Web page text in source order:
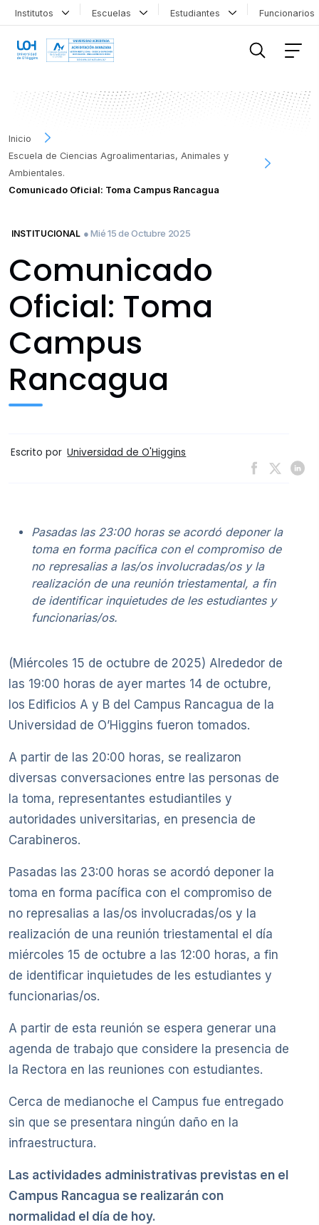
Institutos Escuelas Estudiantes
Inicio
Escuela de Ciencias Agroalimentarias, Animales y
Ambientales.
Comunicado Oficial: Toma Campus Rancagua
INSTITUCIONAL ● Mié 15 de Octubre 2025
Comunicado
Oficial: Toma
Campus
Rancagua
Escrito por Universidad de O'Higgins
Pasadas las 23:00 horas se acordó deponer la
toma en forma pacífica con el compromiso de
no represalias a las/os involucradas/os y la
realización de una reunión triestamental, a fin
de identificar inquietudes de les estudiantes y
funcionarias/os.
(Miércoles 15 de octubre de 2025) Alrededor de
las 19:00 horas de ayer martes 14 de octubre,
los Edificios A y B del Campus Rancagua de la
Universidad de O’Higgins fueron tomados.
A partir de las 20:00 horas, se realizaron
diversas conversaciones entre las personas de
la toma, representantes estudiantiles y
autoridades universitarias, en presencia de
Carabineros.
Pasadas las 23:00 horas se acordó deponer la
toma en forma pacífica con el compromiso de
no represalias a las/os involucradas/os y la
realización de una reunión triestamental el día
miércoles 15 de octubre a las 12:00 horas, a fin
de identificar inquietudes de les estudiantes y
funcionarias/os.
A partir de esta reunión se espera generar una
agenda de trabajo que considere la presencia de
la Rectora en las reuniones con estudiantes.
Cerca de medianoche el Campus fue entregado
sin que se presentara ningún daño en la
infraestructura.
Las actividades administrativas previstas en el
Campus Rancagua se realizarán con
normalidad el día de hoy.